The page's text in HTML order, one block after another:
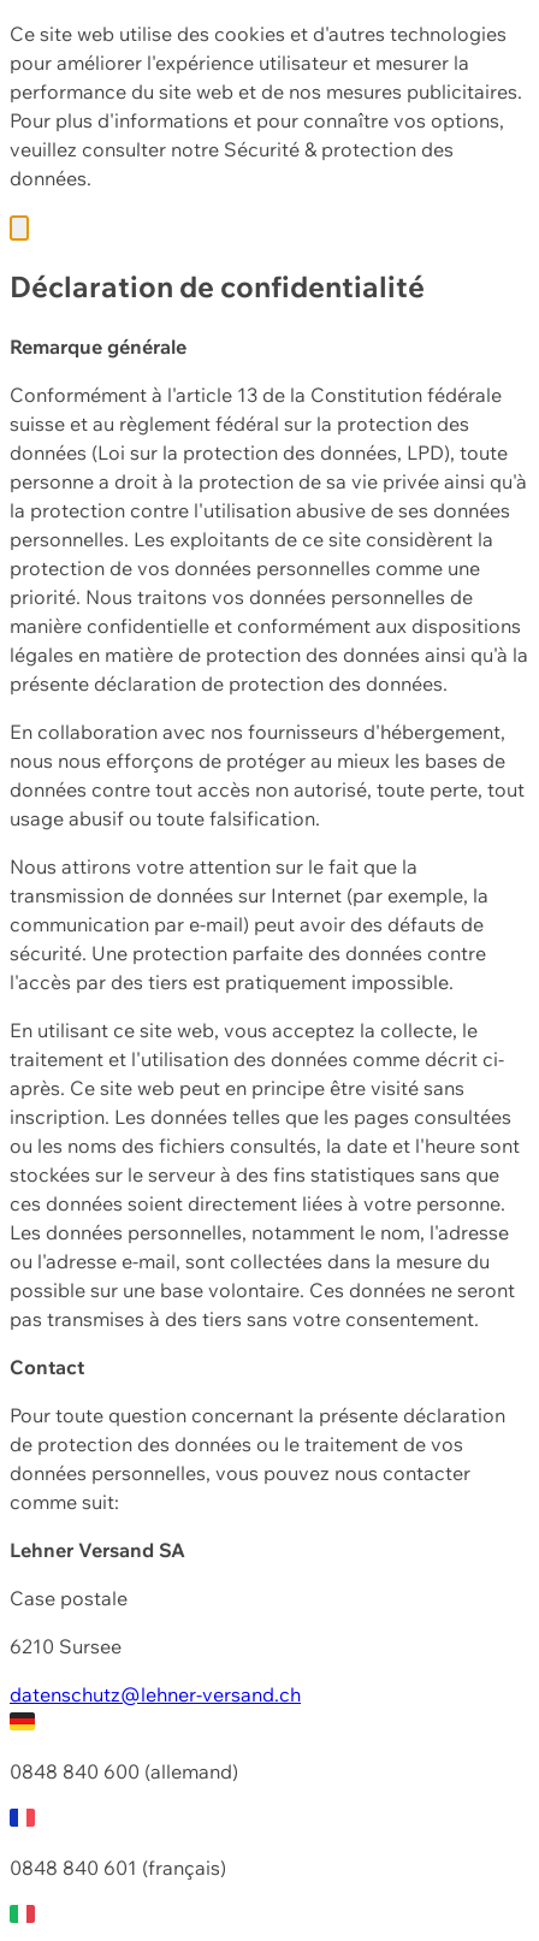
Ce site web utilise des cookies et d'autres technologies
pour améliorer l'expérience utilisateur et mesurer la
performance du site web et de nos mesures publicitaires.
Pour plus d'informations et pour connaître vos options,
veuillez consulter notre Sécurité & protection des
données.
Déclaration de confidentialité
Remarque générale
Conformément à l'article 13 de la Constitution fédérale
suisse et au règlement fédéral sur la protection des
données (Loi sur la protection des données, LPD), toute
personne a droit à la protection de sa vie privée ainsi qu'à
la protection contre l'utilisation abusive de ses données
personnelles. Les exploitants de ce site considèrent la
protection de vos données personnelles comme une
priorité. Nous traitons vos données personnelles de
manière confidentielle et conformément aux dispositions
légales en matière de protection des données ainsi qu'à la
présente déclaration de protection des données.
En collaboration avec nos fournisseurs d'hébergement,
nous nous efforçons de protéger au mieux les bases de
données contre tout accès non autorisé, toute perte, tout
usage abusif ou toute falsification.
Nous attirons votre attention sur le fait que la
transmission de données sur Internet (par exemple, la
communication par e-mail) peut avoir des défauts de
sécurité. Une protection parfaite des données contre
l'accès par des tiers est pratiquement impossible.
En utilisant ce site web, vous acceptez la collecte, le
traitement et l'utilisation des données comme décrit ci-
après. Ce site web peut en principe être visité sans
inscription. Les données telles que les pages consultées
ou les noms des fichiers consultés, la date et l'heure sont
stockées sur le serveur à des fins statistiques sans que
ces données soient directement liées à votre personne.
Les données personnelles, notamment le nom, l'adresse
ou l'adresse e-mail, sont collectées dans la mesure du
possible sur une base volontaire. Ces données ne seront
pas transmises à des tiers sans votre consentement.
Contact
Pour toute question concernant la présente déclaration
de protection des données ou le traitement de vos
données personnelles, vous pouvez nous contacter
comme suit:
Lehner Versand SA
Case postale
6210 Sursee
datenschutz@lehner-versand.ch
0848 840 600 (allemand)
0848 840 601 (français)